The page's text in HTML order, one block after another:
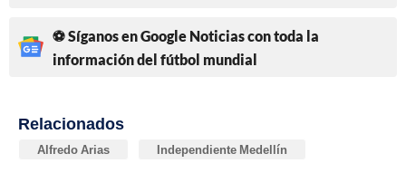
⚽ Síganos en Google Noticias con toda la
información del fútbol mundial
Relacionados
Alfredo Arias Independiente Medellín